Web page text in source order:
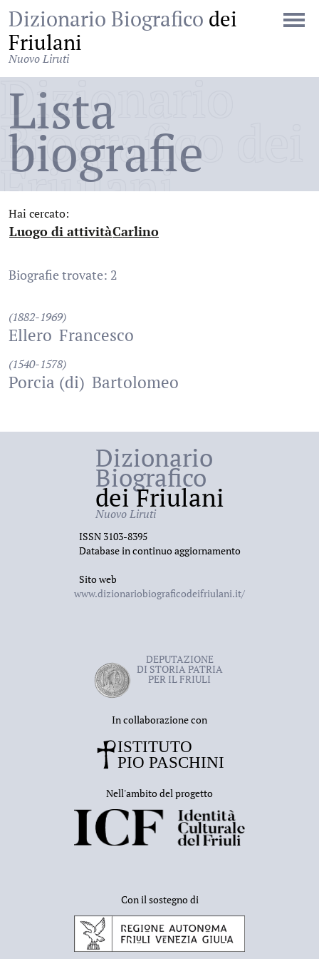
Dizionario Biografico dei
Friulani
Nuovo Liruti
Dizionario
Biografico dei
Friulani
Lista
biografie
Hai cercato:
Luogo di attività
:Carlino
Biografie trovate: 2
(1882-1969)
Ellero Francesco
(1540-1578)
Porcia (di) Bartolomeo
Dizionario
Biografico
dei Friulani
Nuovo Liruti
ISSN 3103-8395
Database in continuo aggiornamento
Sito web
www.dizionariobiograficodeifriulani.it/
DEPUTAZIONE
DI STORIA PATRIA
PER IL FRIULI
In collaborazione con
Nell'ambito del progetto
Con il sostegno di